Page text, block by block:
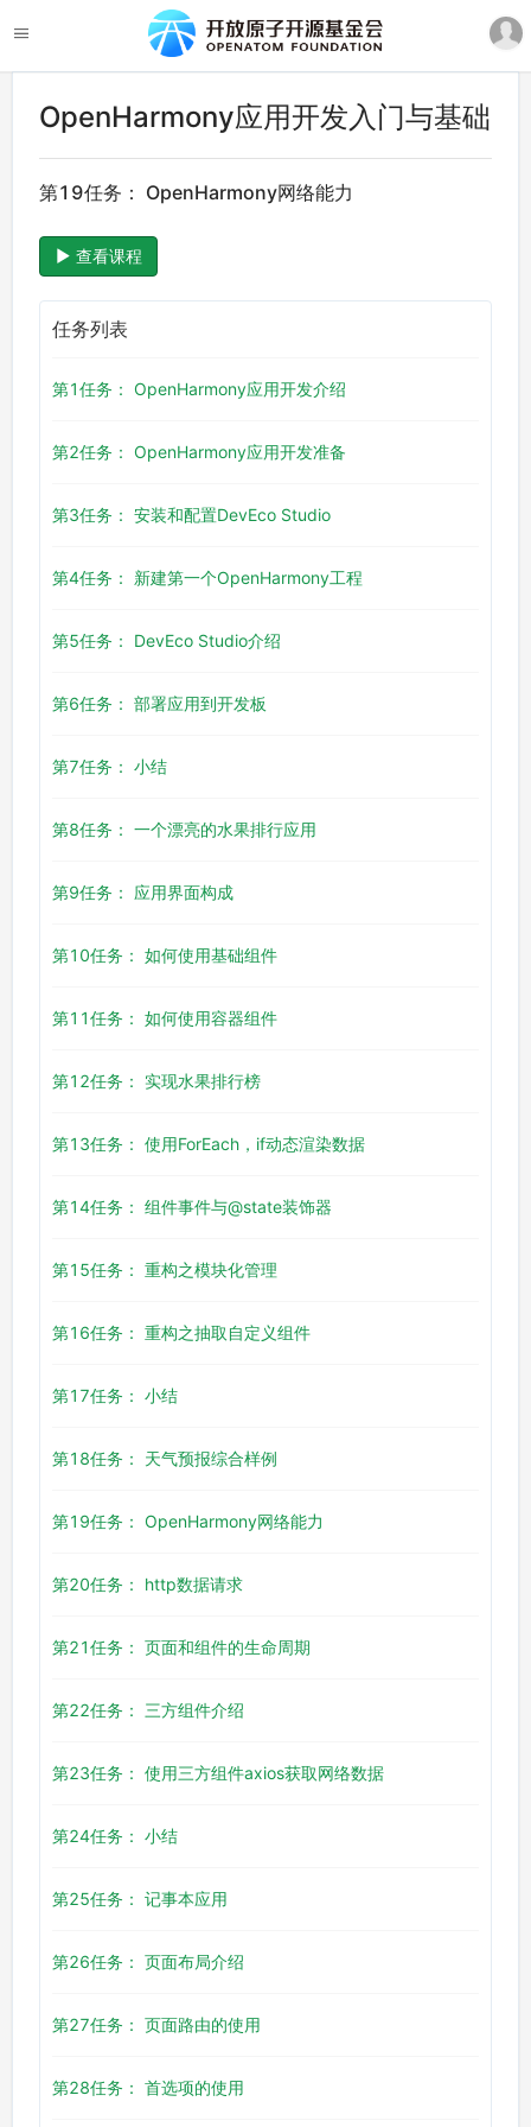
OpenHarmony应用开发入门与基础
第19任务： OpenHarmony网络能力
查看课程
任务列表
第1任务： OpenHarmony应用开发介绍
第2任务： OpenHarmony应用开发准备
第3任务： 安装和配置DevEco Studio
第4任务： 新建第一个OpenHarmony工程
第5任务： DevEco Studio介绍
第6任务： 部署应用到开发板
第7任务： 小结
第8任务： 一个漂亮的水果排行应用
第9任务： 应用界面构成
第10任务： 如何使用基础组件
第11任务： 如何使用容器组件
第12任务： 实现水果排行榜
第13任务： 使用ForEach，if动态渲染数据
第14任务： 组件事件与@state装饰器
第15任务： 重构之模块化管理
第16任务： 重构之抽取自定义组件
第17任务： 小结
第18任务： 天气预报综合样例
第19任务： OpenHarmony网络能力
第20任务： http数据请求
第21任务： 页面和组件的生命周期
第22任务： 三方组件介绍
第23任务： 使用三方组件axios获取网络数据
第24任务： 小结
第25任务： 记事本应用
第26任务： 页面布局介绍
第27任务： 页面路由的使用
第28任务： 首选项的使用